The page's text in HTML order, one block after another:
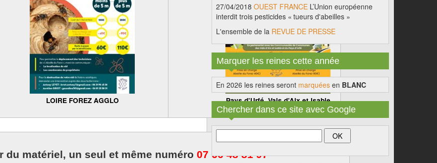
LOIRE FOREZ AGGLO Pays d’Urfé, Vals d’Aix et Isable
du matériel, un seul et même numéro 07 66 48 81 97
27/04/2018 OUEST FRANCE L’Union européenne
interdit trois pesticides « tueurs d'abeilles »
L'ensemble de la REVUE DE PRESSE
Marquer les reines cette année
En 2026 les reines seront marquées en BLANC
Chercher dans ce site avec Google